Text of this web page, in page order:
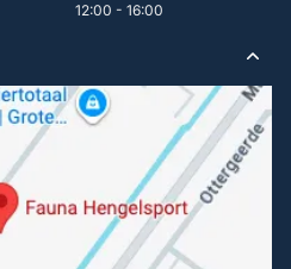
12:00 - 16:00